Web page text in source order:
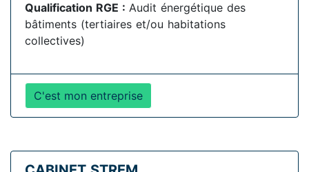
Qualification RGE : Audit énergétique des
bâtiments (tertiaires et/ou habitations
collectives)
C'est mon entreprise